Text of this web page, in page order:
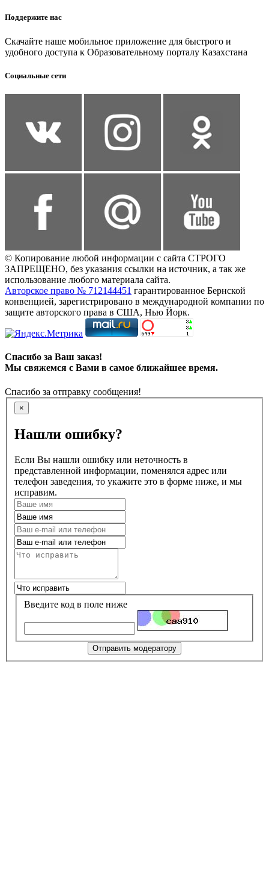
Поддержите нас
Скачайте наше мобильное приложение для быстрого и
удобного доступа к Образовательному порталу Казахстана
Социальные сети
© Копирование любой информации с сайта СТРОГО
ЗАПРЕЩЕНО, без указания ссылки на источник, а так же
использование любого материала сайта.
Авторское право № 712144451 гарантированное Бернской
конвенцией, зарегистрировано в международной компании по
защите авторского права в США, Нью Йорк.
Спасибо за Ваш заказ!
Мы свяжемся с Вами в самое ближайшее время.
Спасибо за отправку сообщения!
×
Нашли ошибку?
Если Вы нашли ошибку или неточность в
представленной информации, поменялся адрес или
телефон заведения, то укажите это в форме ниже, и мы
исправим.
Введите код в поле ниже
Отправить модератору